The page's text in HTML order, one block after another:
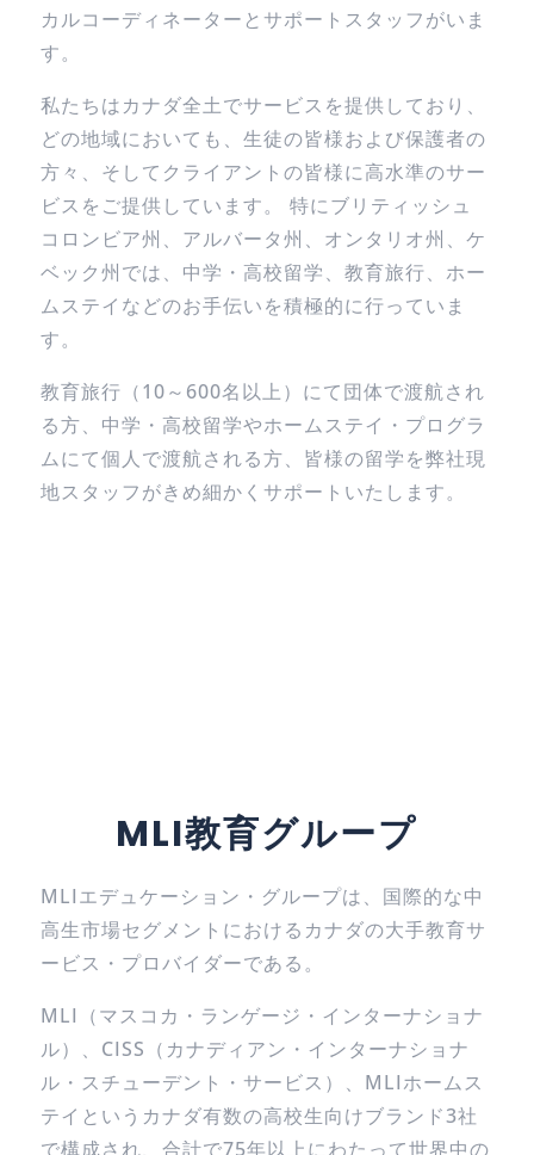
カルコーディネーターとサポートスタッフがいま
す。
私たちはカナダ全土でサービスを提供しており、
どの地域においても、生徒の皆様および保護者の
方々、そしてクライアントの皆様に高水準のサー
ビスをご提供しています。 特にブリティッシュ
コロンビア州、アルバータ州、オンタリオ州、ケ
ベック州では、中学・高校留学、教育旅行、ホー
ムステイなどのお手伝いを積極的に行っていま
す。
教育旅行（10～600名以上）にて団体で渡航され
る方、中学・高校留学やホームステイ・プログラ
ムにて個人で渡航される方、皆様の留学を弊社現
地スタッフがきめ細かくサポートいたします。
MLI教育グループ
MLIエデュケーション・グループは、国際的な中
高生市場セグメントにおけるカナダの大手教育サ
ービス・プロバイダーである。
MLI（マスコカ・ランゲージ・インターナショナ
ル）、CISS（カナディアン・インターナショナ
ル・スチューデント・サービス）、MLIホームス
テイというカナダ有数の高校生向けブランド3社
で構成され、合計で75年以上にわたって世界中の